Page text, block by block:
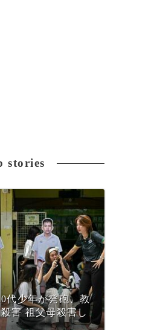
stories
代少年が発砲、教
害 祖父母殺害し